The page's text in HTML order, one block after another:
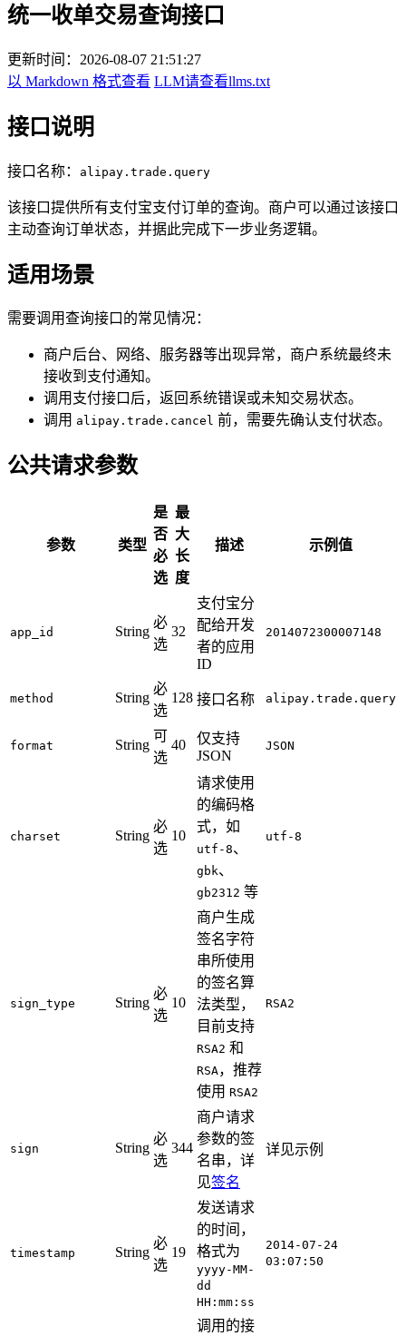
统一收单交易查询接口
更新时间： 2026-08-07 21:51:27
以 Markdown 格式查看 LLM请查看llms.txt
接口说明
接口名称： alipay.trade.query
该接口提供所有支付宝支付订单的查询。商户可以通过该接口
主动查询订单状态，并据此完成下一步业务逻辑。
适用场景
需要调用查询接口的常见情况：
商户后台、网络、服务器等出现异常，商户系统最终未
接收到支付通知。
调用支付接口后，返回系统错误或未知交易状态。
调用 alipay.trade.cancel 前，需要先确认支付状态。
公共请求参数
参数 类型
是
否
必
选
最
大
长
度
描述 示例值
app_id String
必
选
32
支付宝分
配给开发
者的应用
ID
2014072300007148
method String
必
选
128 接口名称 alipay.trade.query
format String
可
选
40
仅支持
JSON
JSON
charset String
必
选
10
请求使用
的编码格
式，如
utf-8、
gbk、
gb2312 等
utf-8
sign_type String
必
选
10
商户生成
签名字符
串所使用
的签名算
法类型，
目前支持
RSA2 和
RSA，推荐
使用 RSA2
RSA2
sign String
必
选
344
商户请求
参数的签
名串，详
见签名
详见示例
timestamp String
必
选
19
发送请求
的时间，
格式为
yyyy-MM-
dd
HH:mm:ss
2014-07-24
03:07:50
调用的接